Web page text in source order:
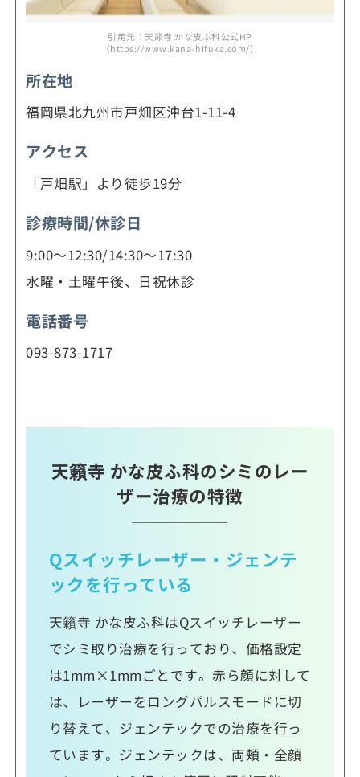
引用元：天籟寺 かな皮ふ科公式HP
（https://www.kana-hifuka.com/）
所在地
福岡県北九州市戸畑区沖台1-11-4
アクセス
「戸畑駅」より徒歩19分
診療時間/休診日
9:00～12:30/14:30～17:30
水曜・土曜午後、日祝休診
電話番号
093-873-1717
天籟寺 かな皮ふ科のシミのレー
ザー治療の特徴
Qスイッチレーザー・ジェンテ
ックを行っている
天籟寺 かな皮ふ科はQスイッチレーザー
でシミ取り治療を行っており、価格設定
は1mm×1mmごとです。赤ら顔に対して
は、レーザーをロングパルスモードに切
り替えて、ジェンテックでの治療を行っ
ています。ジェンテックは、両頬・全顔